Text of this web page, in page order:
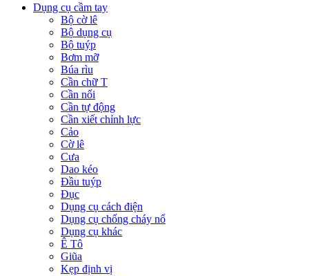
Dụng cụ cầm tay
Bộ cờ lê
Bộ dụng cụ
Bộ tuýp
Bơm mỡ
Búa rìu
Cần chữ T
Cần nối
Cần tự động
Cần xiết chỉnh lực
Cảo
Cờ lê
Cưa
Dao kéo
Đầu tuýp
Đục
Dụng cụ cách điện
Dụng cụ chống cháy nổ
Dụng cụ khác
Ê Tô
Giũa
Kẹp định vị